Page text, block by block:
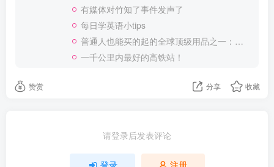
有媒体对竹知了事件发声了
每日学英语小tips
普通人也能买的起的全球顶级用品之一：WD-40润滑除锈剂！
一千公里内最好的高铁站！
赞赏 分享 收藏
请登录后发表评论
登录 注册